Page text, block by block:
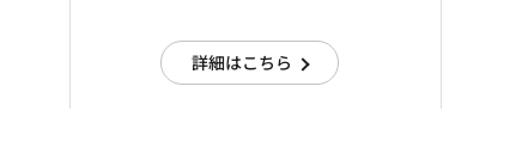
詳細はこちら